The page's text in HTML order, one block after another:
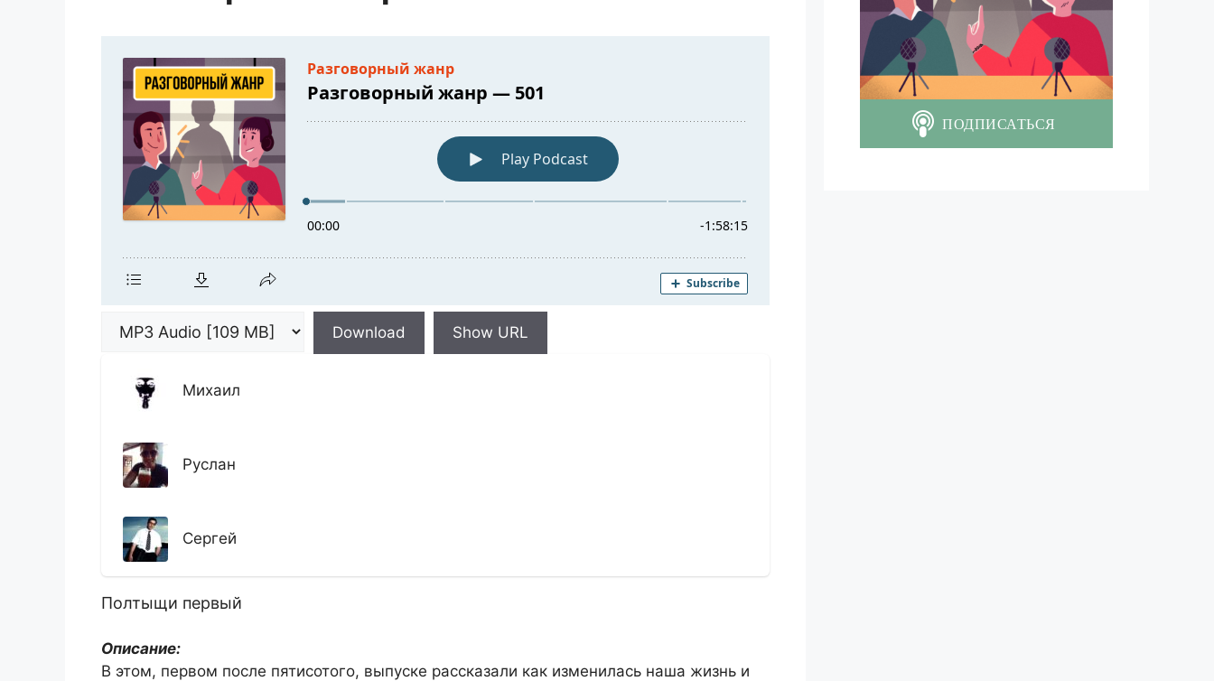
Download Show URL
Михаил
Руслан
Сергей
Полтыщи первый
Описание:
В этом, первом после пятисотого, выпуске рассказали как изменилась наша жизнь и